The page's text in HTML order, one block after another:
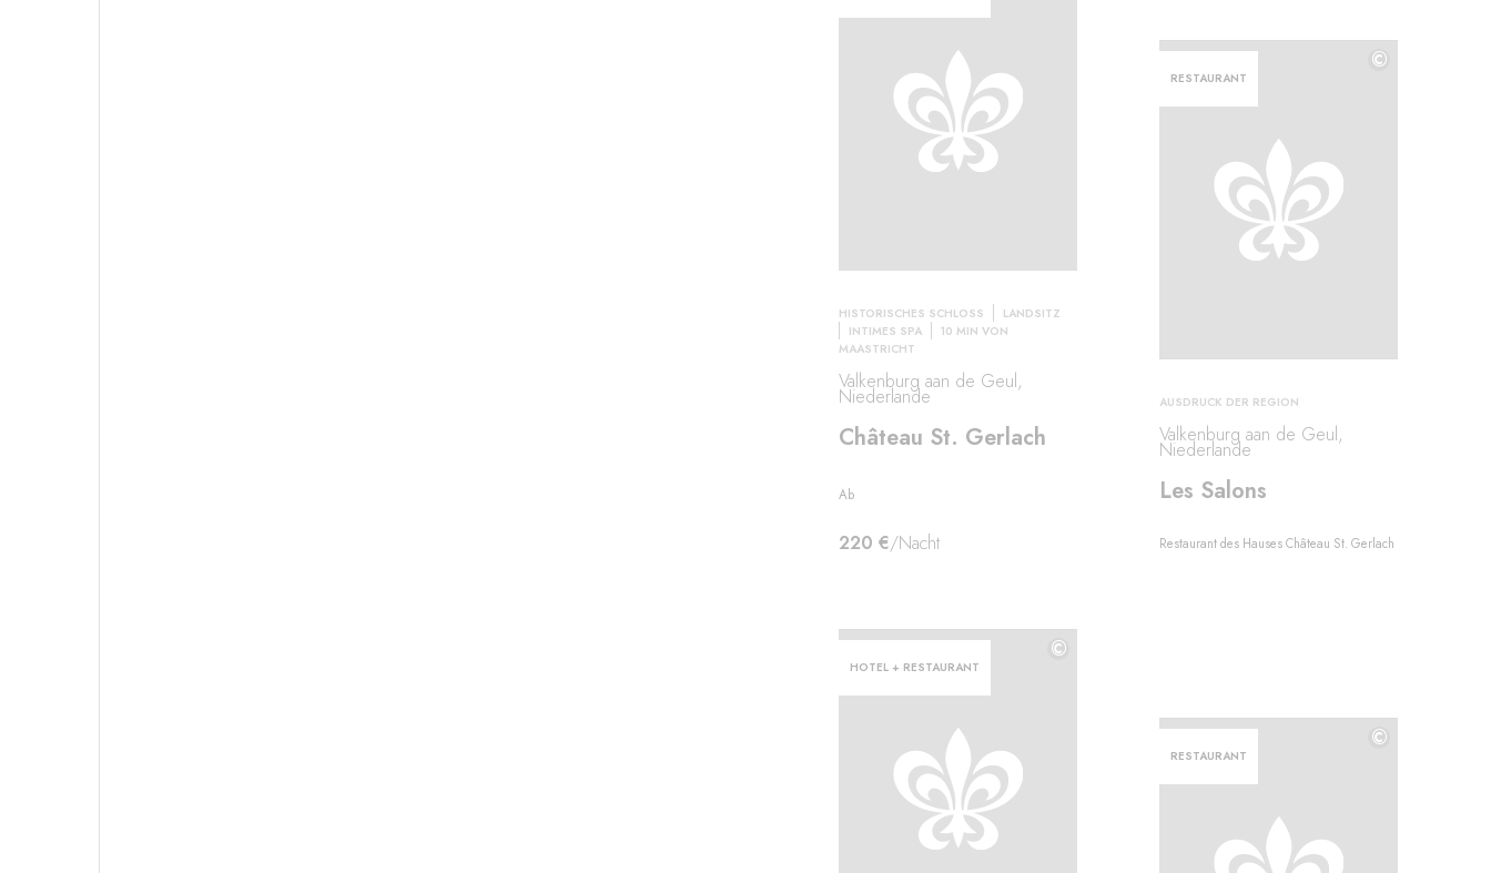
HISTORISCHES SCHLOSS
LANDSITZ
INTIMES SPA
10 MIN VON
MAASTRICHT
Valkenburg aan de Geul,
Niederlande
Château St. Gerlach
Ab
220 €/Nacht
RESTAURANT
©
AUSDRUCK DER REGION
Valkenburg aan de Geul,
Niederlande
Les Salons
Restaurant des Hauses Château St. Gerlach
HOTEL + RESTAURANT
©
RESTAURANT
©